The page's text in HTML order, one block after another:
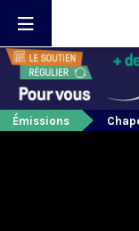
Émissions